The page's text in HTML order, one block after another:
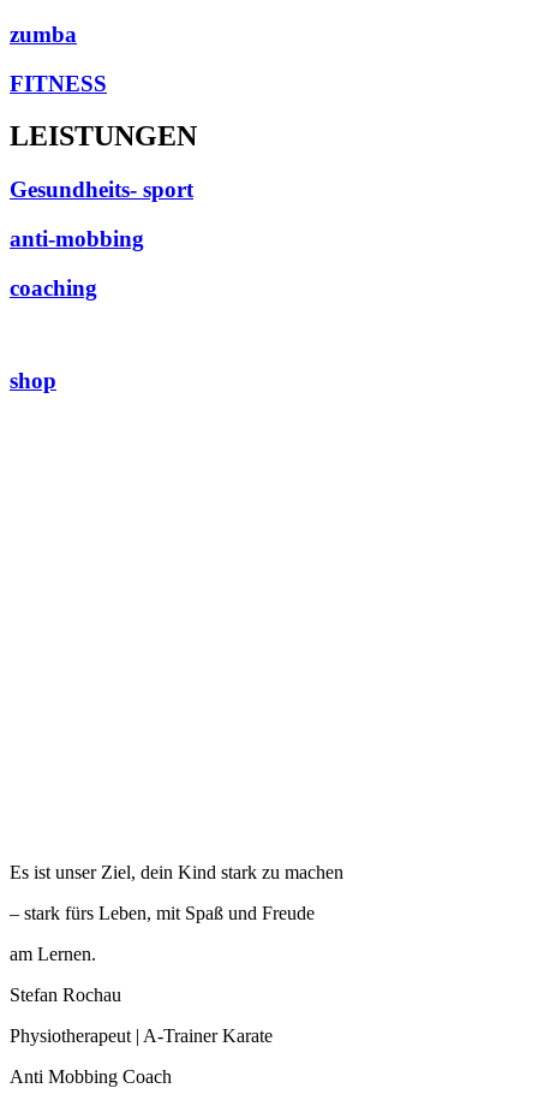
zumba
FITNESS
LEISTUNGEN
Gesundheits- sport
anti-mobbing
coaching
shop
Es ist unser Ziel, dein Kind stark zu machen
– stark fürs Leben, mit Spaß und Freude
am Lernen.
Stefan Rochau
Physiotherapeut | A-Trainer Karate
Anti Mobbing Coach